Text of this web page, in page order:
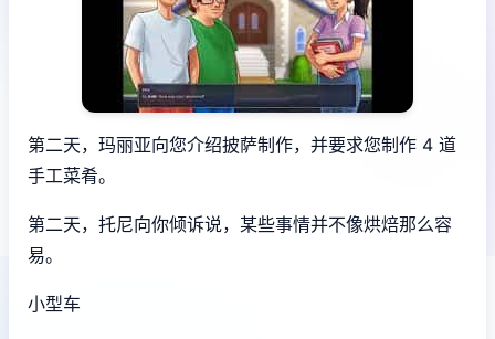
第二天，玛丽亚向您介绍披萨制作，并要求您制作 4 道
手工菜肴。
第二天，托尼向你倾诉说，某些事情并不像烘焙那么容
易。
小型车